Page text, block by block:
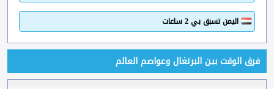
اليمن تسبق بي 2 ساعات
فرق الوقت بين البرتغال وعواصم العالم